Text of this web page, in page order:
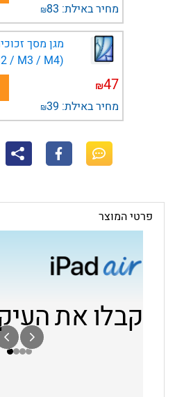
מחיר באילת: 83
₪
/ M3 / M4)
47
₪
מחיר באילת: 39
₪
פרטי המוצר
קבלו את
יוצאי דופן
וגרפיקה
מתקדמת
Ray Tracing
— צרו,
תקשרו
והשלימו
יוצאי דופן
וגרפיקה
מתקדמת
Ray Tracing